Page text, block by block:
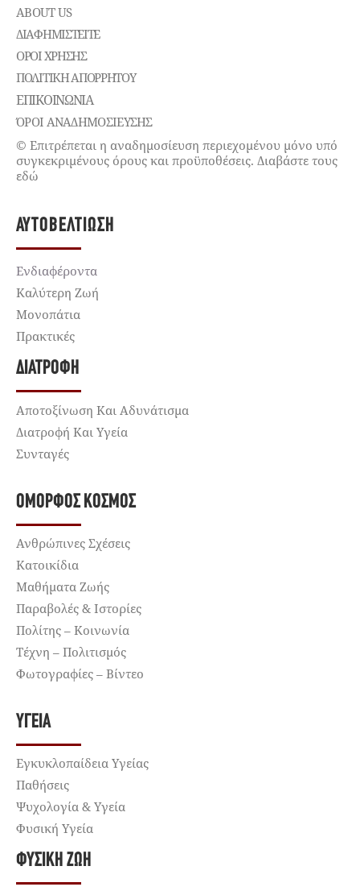
ABOUT US
ΔΙΑΦΗΜΙΣΤΕΊΤΕ
ΌΡΟΙ ΧΡΉΣΗΣ
ΠΟΛΙΤΙΚΉ ΑΠΟΡΡΉΤΟΥ
ΕΠΙΚΟΙΝΩΝΊΑ
ΌΡΟΙ ΑΝΑΔΗΜΟΣΙΕΥΣΗΣ
© Επιτρέπεται η αναδημοσίευση περιεχομένου μόνο υπό
συγκεκριμένους όρους και προϋποθέσεις. Διαβάστε τους
εδώ
ΑΥΤΟΒΕΛΤΊΩΣΗ
Ενδιαφέροντα
Καλύτερη Ζωή
Μονοπάτια
Πρακτικές
ΔΙΑΤΡΟΦΉ
Αποτοξίνωση Και Αδυνάτισμα
Διατροφή Και Υγεία
Συνταγές
ΌΜΟΡΦΟΣ ΚΌΣΜΟΣ
Ανθρώπινες Σχέσεις
Κατοικίδια
Μαθήματα Ζωής
Παραβολές & Ιστορίες
Πολίτης – Κοινωνία
Τέχνη – Πολιτισμός
Φωτογραφίες – Βίντεο
ΥΓΕΊΑ
Εγκυκλοπαίδεια Υγείας
Παθήσεις
Ψυχολογία & Υγεία
Φυσική Υγεία
ΦΥΣΙΚΉ ΖΩΉ